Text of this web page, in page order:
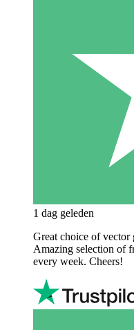
1 dag geleden
Great choice of vector
Amazing selection of
every week. Cheers!